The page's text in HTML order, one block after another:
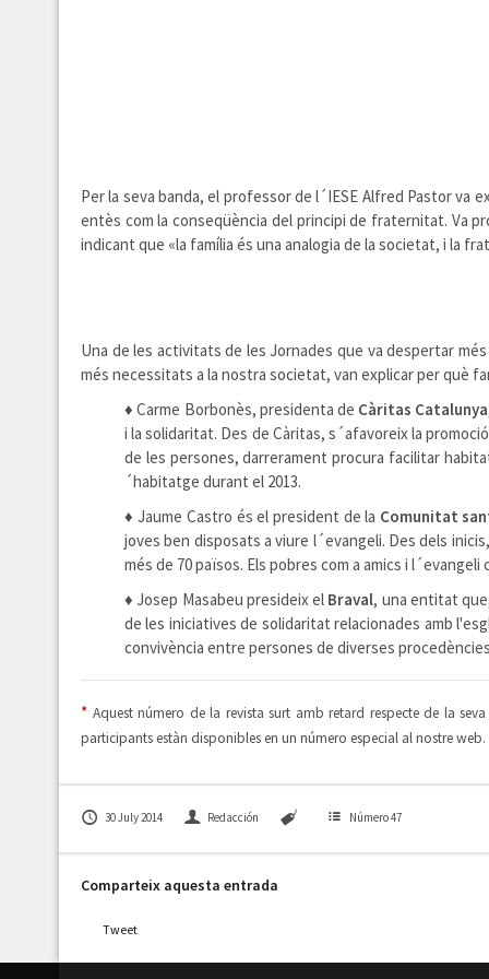
Per la seva banda, el professor de l´IESE Alfred Pastor
entès com la conseqüència del principi de fraternitat. Va
indicant que «la família és una analogia de la societat, i la
Una de les activitats de les Jornades que va despertar
més necessitats a la nostra societat, van explicar per què
♦ Carme Borbonès, presidenta de Càritas Catalunya
i la solidaritat. Des de Càritas, s´afavoreix la
de les persones, darrerament procura facilitar
´habitatge durant el 2013.
♦ Jaume Castro és el president de la Comunitat
joves ben disposats a viure l´evangeli. Des dels
més de 70 països. Els pobres com a amics i
♦ Josep Masabeu presideix el Braval, una entitat
de les iniciatives de solidaritat relacionades amb
convivència entre persones de diverses
* Aquest número de la revista surt amb retard respecte de la
participants estàn disponibles en un número especial al nostre web.
30 July 2014 Redacción Número 47
Comparteix aquesta entrada
Tweet